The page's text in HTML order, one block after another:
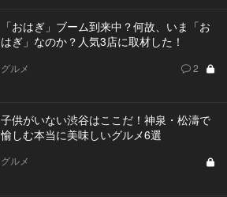
「おはぎ」ブーム到来中？何故、いま「お
はぎ」なのか？人気3店に取材した！
グルメ 2
子供がいない渋谷はここだ！神泉・松濤で
愉しむ本当に美味しいグルメ6選
グルメ